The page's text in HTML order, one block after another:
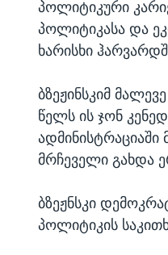
პოლიტიკური
პოლიტიკასა და
ხარისხი
ბზეჟინსკიმ
წელს ის ჯონ
ადმინისტრაციაში
მრჩეველი გახდა
ბზეჟნსკი
პოლიტიკის